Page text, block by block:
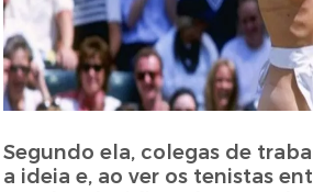
Segundo ela, colegas de
a ideia e, ao ver os tenistas